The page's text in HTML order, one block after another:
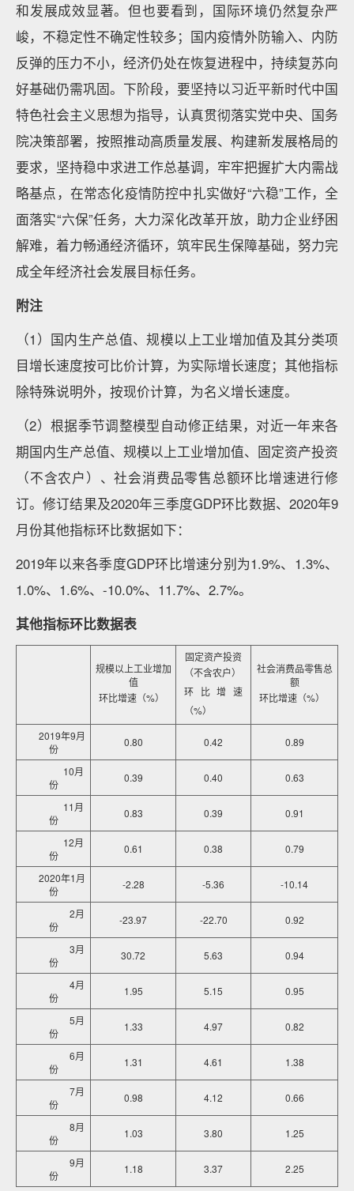
和发展成效显著。但也要看到，国际环境仍然复杂严
峻，不稳定性不确定性较多；国内疫情外防输入、内防
反弹的压力不小，经济仍处在恢复进程中，持续复苏向
好基础仍需巩固。下阶段，要坚持以习近平新时代中国
特色社会主义思想为指导，认真贯彻落实党中央、国务
院决策部署，按照推动高质量发展、构建新发展格局的
要求，坚持稳中求进工作总基调，牢牢把握扩大内需战
略基点，在常态化疫情防控中扎实做好“六稳”工作，全
面落实“六保”任务，大力深化改革开放，助力企业纾困
解难，着力畅通经济循环，筑牢民生保障基础，努力完
成全年经济社会发展目标任务。
附注
（1）国内生产总值、规模以上工业增加值及其分类项
目增长速度按可比价计算，为实际增长速度；其他指标
除特殊说明外，按现价计算，为名义增长速度。
（2）根据季节调整模型自动修正结果，对近一年来各
期国内生产总值、规模以上工业增加值、固定资产投资
（不含农户）、社会消费品零售总额环比增速进行修
订。修订结果及2020年三季度GDP环比数据、2020年9
月份其他指标环比数据如下：
2019年以来各季度GDP环比增速分别为1.9%、1.3%、
1.0%、1.6%、-10.0%、11.7%、2.7%。
其他指标环比数据表
规模以上工业增加
值
环比增速（%）
固定资产投资
（不含农户）
环比增速
（%）
社会消费品零售总
额
环比增速（%）
2019年9月
份
0.80 0.42 0.89
10月
份
0.39 0.40 0.63
11月
份
0.83 0.39 0.91
12月
份
0.61 0.38 0.79
2020年1月
份
-2.28 -5.36 -10.14
2月
份
-23.97 -22.70 0.92
3月
份
30.72 5.63 0.94
4月
份
1.95 5.15 0.95
5月
份
1.33 4.97 0.82
6月
份
1.31 4.61 1.38
7月
份
0.98 4.12 0.66
8月
份
1.03 3.80 1.25
9月
份
1.18 3.37 2.25